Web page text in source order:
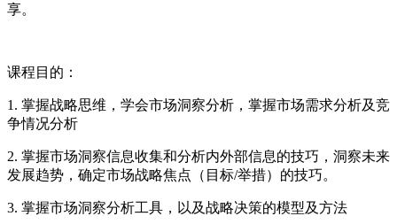
享。
课程目的：
1. 掌握战略思维，学会市场洞察分析，掌握市场需求分析及竞
争情况分析
2. 掌握市场洞察信息收集和分析内外部信息的技巧，洞察未来
发展趋势，确定市场战略焦点（目标/举措）的技巧。
3. 掌握市场洞察分析工具，以及战略决策的模型及方法